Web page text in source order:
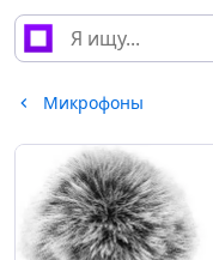
Микрофоны